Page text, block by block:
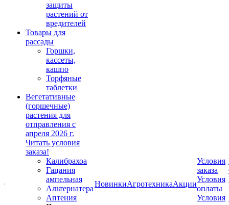
защиты
растений от
вредителей
Товары для
рассады
Горшки,
кассеты,
кашпо
Торфяные
таблетки
Вегетативные
(горшечные)
растения для
отправления с
апреля 2026 г.
Читать условия
заказа!
Калибрахоа
Гацания
ампельная
Альтернатера
Аптения
НовинкиАгротехникаАкции
Условия
заказа
Условия
оплаты
Условия